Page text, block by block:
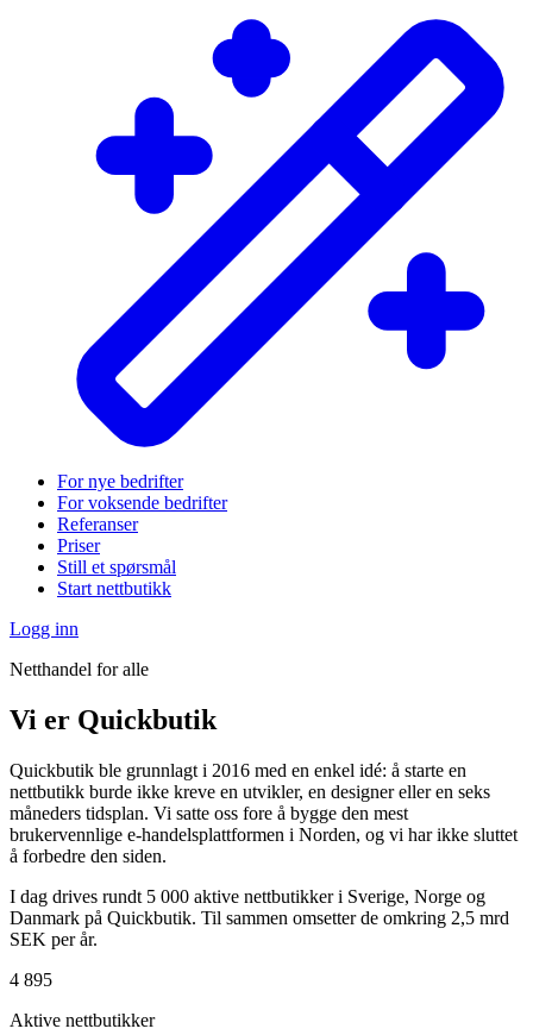
For nye bedrifter
For voksende bedrifter
Referanser
Priser
Still et spørsmål
Start nettbutikk
Logg inn
Netthandel for alle
Vi er Quickbutik
Quickbutik ble grunnlagt i 2016 med en enkel idé: å starte en
nettbutikk burde ikke kreve en utvikler, en designer eller en seks
måneders tidsplan. Vi satte oss fore å bygge den mest
brukervennlige e-handelsplattformen i Norden, og vi har ikke sluttet
å forbedre den siden.
I dag drives rundt 5 000 aktive nettbutikker i Sverige, Norge og
Danmark på Quickbutik. Til sammen omsetter de omkring 2,5 mrd
SEK per år.
4 895
Aktive nettbutikker